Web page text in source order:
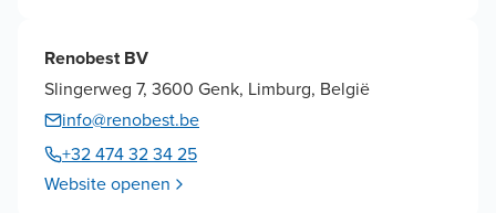
Renobest BV
Slingerweg 7, 3600 Genk, Limburg, België
info@renobest.be
+32 474 32 34 25
Website openen